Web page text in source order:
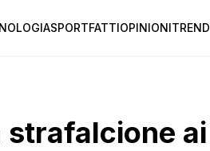
SPORTFATTIOPINIONITREND
strafalcione ai